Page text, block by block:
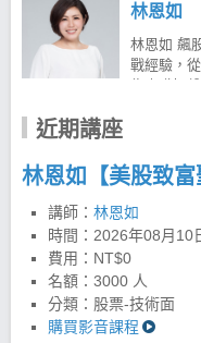
林恩如
林恩如 飆
戰經驗，
為專職操
面臨慘賠
「超簡單
人生重要
往截然不
務問題，
2026 年
15,000 名
交易邏輯
股最高 19
近期講座
林恩如【美股致
講師： 林恩如
時間： 2026年08月10
費用：NT$0
名額：3000 人
分類：股票-技術面
購買影音課程